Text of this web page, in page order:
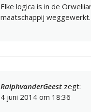
Elke logica is in de
maatschappij weggewerkt.
RalphvanderGeest zegt:
4 juni 2014 om 18:36